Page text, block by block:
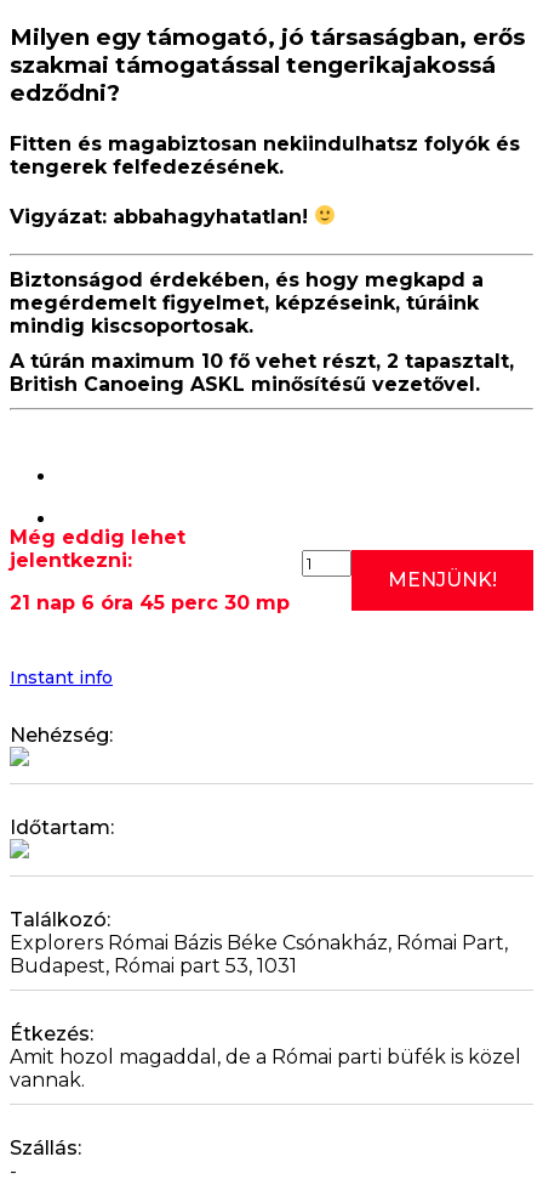
Milyen egy támogató, jó társaságban, erős
szakmai támogatással tengerikajakossá
edződni?
Fitten és magabiztosan nekiindulhatsz folyók és
tengerek felfedezésének.
Vigyázat: abbahagyhatatlan!
Biztonságod érdekében, és hogy megkapd a
megérdemelt figyelmet, képzéseink, túráink
mindig kiscsoportosak.
A túrán maximum 10 fő vehet részt, 2 tapasztalt,
British Canoeing ASKL minősítésű vezetővel.
Még eddig lehet
jelentkezni:
21 nap 6 óra 45 perc 29 mp
2026.08.29:
RÓMAI
EDZÉS
MENJÜNK!
Instant info
Nehézség:
Időtartam:
Találkozó:
Explorers Római Bázis Béke Csónakház, Római Part,
Budapest, Római part 53, 1031
Étkezés:
Amit hozol magaddal, de a Római parti büfék is közel
vannak.
Szállás:
-